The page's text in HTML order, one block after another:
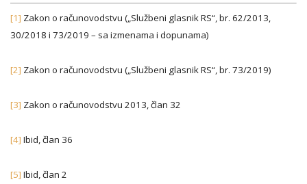
[1] Zakon o računovodstvu („Službeni glasnik RS“, br. 62/2013,
30/2018 i 73/2019 – sa izmenama i dopunama)
[2] Zakon o računovodstvu („Službeni glasnik RS“, br. 73/2019)
[3] Zakon o računovodstvu 2013, član 32
[4] Ibid, član 36
[5] Ibid, član 2